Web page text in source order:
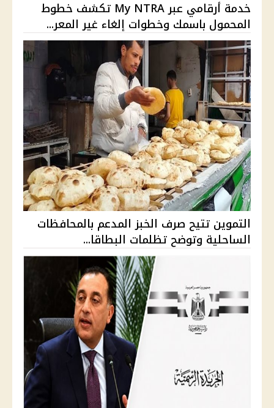
خدمة أرقامي عبر My NTRA تكشف خطوط
المحمول باسمك وخطوات إلغاء غير المعر...
التموين تتيح صرف الخبز المدعم بالمحافظات
الساحلية وتوضح تظلمات البطاقا...